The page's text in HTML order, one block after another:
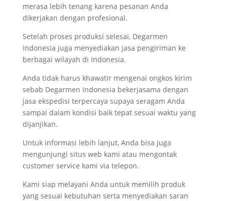
merasa lebih tenang karena pesanan Anda
dikerjakan dengan profesional.
Setelah proses produksi selesai, Degarmen
Indonesia juga menyediakan jasa pengiriman ke
berbagai wilayah di Indonesia.
Anda tidak harus khawatir mengenai ongkos kirim
sebab Degarmen Indonesia bekerjasama dengan
jasa ekspedisi terpercaya supaya seragam Anda
sampai dalam kondisi baik tepat sesuai waktu yang
dijanjikan.
Untuk informasi lebih lanjut, Anda bisa juga
mengunjungi situs web kami atau mengontak
customer service kami via telepon.
Kami siap melayani Anda untuk memilih produk
yang sesuai kebutuhan serta menyediakan saran